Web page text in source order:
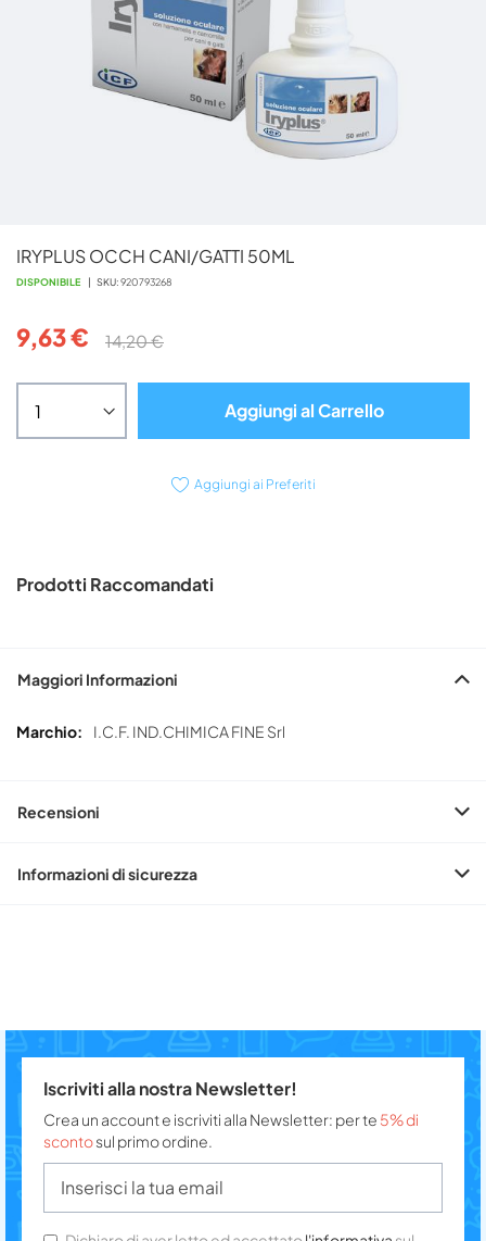
IRYPLUS OCCH CANI/GATTI 50ML
DISPONIBILE SKU 920793268
9,63 € 14,20 €
Aggiungi al Carrello
Aggiungi ai Preferiti
all'inizio
della
immagini
Prodotti Raccomandati
Maggiori Informazioni
Maggiori
I.C.F. IND.CHIMICA FINE Srl
Recensioni
Informazioni di sicurezza
Iscriviti alla nostra Newsletter!
Crea un account e iscriviti alla Newsletter: per te 5% di
scontosul primo ordine.